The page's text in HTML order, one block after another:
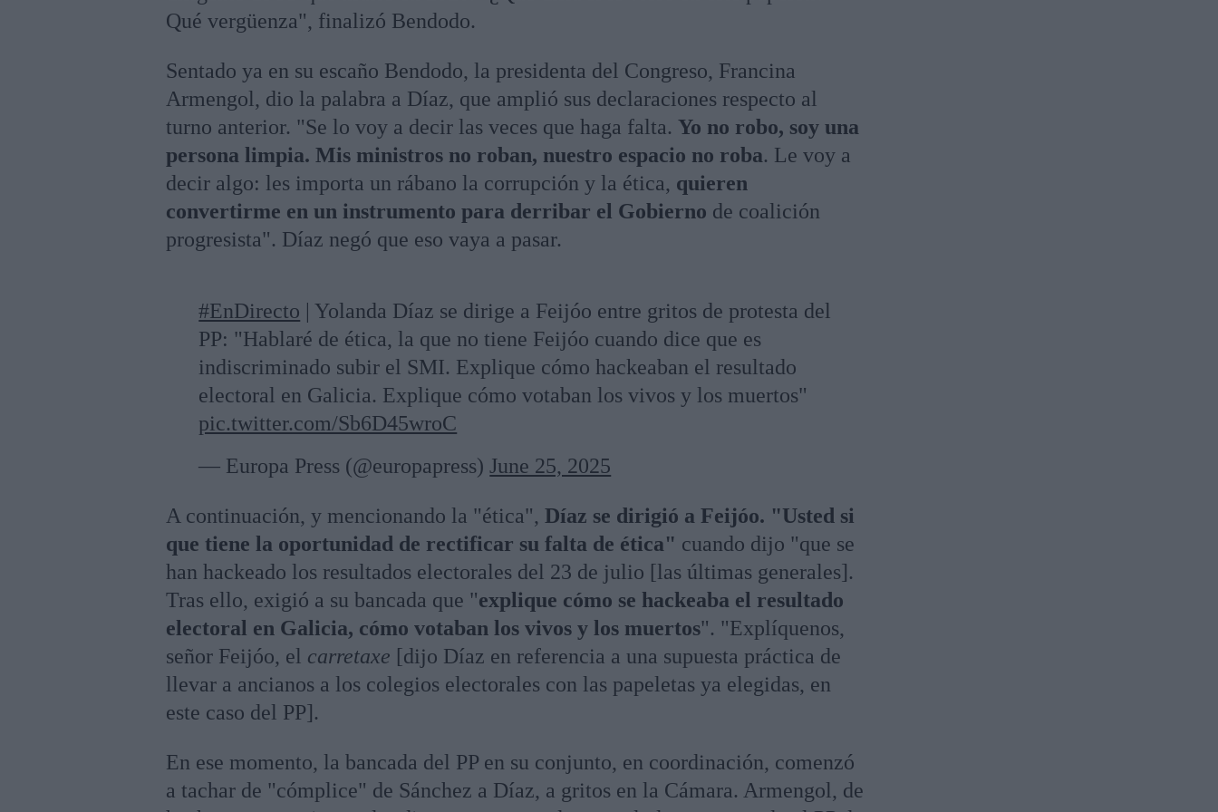
Qué vergüenza", finalizó Bendodo.
Sentado ya en su escaño Bendodo, la presidenta del Congreso, Francina
Armengol, dio la palabra a Díaz, que amplió sus declaraciones respecto al
turno anterior. "Se lo voy a decir las veces que haga falta.Yo no robo, soy una
persona limpia. Mis ministros no roban, nuestro espacio no roba. Le voy a
decir algo: les importa un rábano la corrupción y la ética, quieren
convertirme en un instrumento para derribar el Gobierno de coalición
progresista". Díaz negó que eso vaya a pasar.
#EnDirecto | Yolanda Díaz se dirige a Feijóo entre gritos de protesta del
PP: "Hablaré de ética, la que no tiene Feijóo cuando dice que es
indiscriminado subir el SMI. Explique cómo hackeaban el resultado
electoral en Galicia. Explique cómo votaban los vivos y los muertos"
pic.twitter.com/Sb6D45wroC
— Europa Press (@europapress)June 25, 2025
A continuación, y mencionando la "ética",Díaz se dirigió a Feijóo. "Usted si
que tiene la oportunidad de rectificar su falta de ética" cuando dijo "que se
han hackeado los resultados electorales del 23 de julio [las últimas generales].
Tras ello, exigió a su bancada que "explique cómo se hackeaba el resultado
electoral en Galicia, cómo votaban los vivos y los muertos". "Explíquenos,
señor Feijóo, el carretaxe [dijo Díaz en referencia a una supuesta práctica de
llevar a ancianos a los colegios electorales con las papeletas ya elegidas, en
este caso del PP].
En ese momento, la bancada del PP en su conjunto, en coordinación, comenzó
a tachar de "cómplice" de Sánchez a Díaz, a gritos en la Cámara. Armengol, de